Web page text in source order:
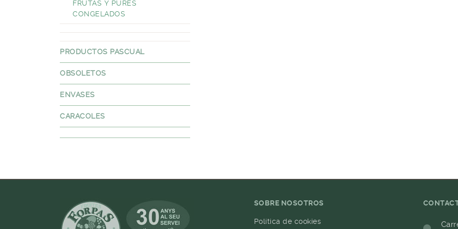
FRUTAS Y PURES
CONGELADOS
PRODUCTOS PASCUAL
OBSOLETOS
ENVASES
CARACOLES
SOBRE NOSOTROS
Política de cookies